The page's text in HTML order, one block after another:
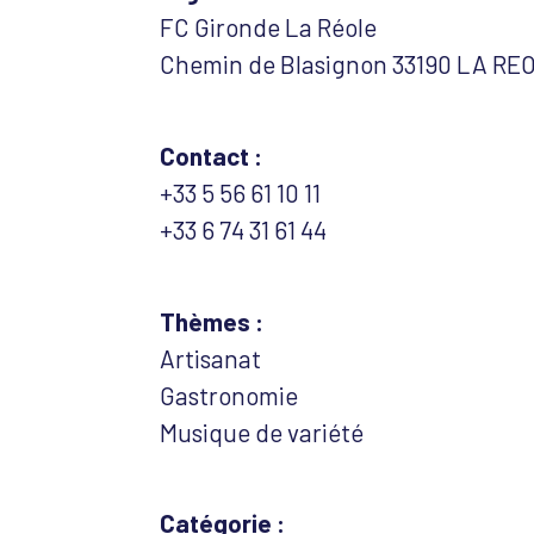
FC Gironde La Réole
Chemin de Blasignon 33190 LA
Contact :
+33 5 56 61 10 11
+33 6 74 31 61 44
Thèmes :
Artisanat
Gastronomie
Musique de variété
Catégorie :